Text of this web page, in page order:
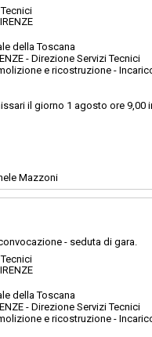
della Toscana
- Direzione Servizi Tecnici
e ricostruzione -
il giorno 1 agosto ore
Mazzoni
- seduta di gara.
della Toscana
- Direzione Servizi Tecnici
e ricostruzione -